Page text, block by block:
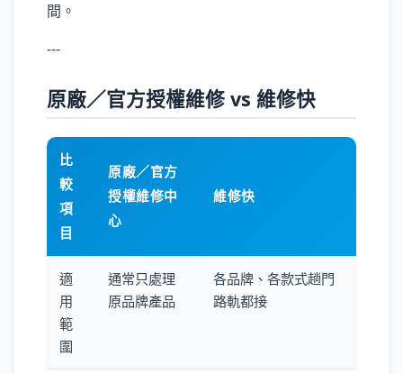
間。
---
原廠／官方授權維修 vs 維修快
比
較
項
目
原廠／官方
授權維修中
心
維修快
適
用
範
圍
通常只處理
原品牌產品
各品牌、各款式趟門
路軌都接